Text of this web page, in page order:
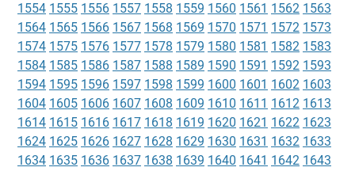
1554 1555 1556 1557 1558 1559 1560 1561 1562 1563
1564 1565 1566 1567 1568 1569 1570 1571 1572 1573
1574 1575 1576 1577 1578 1579 1580 1581 1582 1583
1584 1585 1586 1587 1588 1589 1590 1591 1592 1593
1594 1595 1596 1597 1598 1599 1600 1601 1602 1603
1604 1605 1606 1607 1608 1609 1610 1611 1612 1613
1614 1615 1616 1617 1618 1619 1620 1621 1622 1623
1624 1625 1626 1627 1628 1629 1630 1631 1632 1633
1634 1635 1636 1637 1638 1639 1640 1641 1642 1643